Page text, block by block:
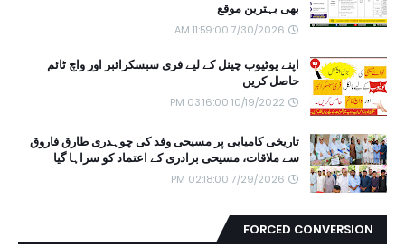
بھی بہترین موقع
7/30/2026 11:59:00 AM
اپنے یوٹیوب چینل کے لیے فری سبسکرائبر اور واچ ٹائم
حاصل کریں
10/19/2022 03:16:00 PM
تاریخی کامیابی پر مسیحی وفد کی چوہدری طارق فاروق
سے ملاقات، مسیحی برادری کے اعتماد کو سراہا گیا
7/29/2026 02:18:00 PM
FORCED CONVERSION